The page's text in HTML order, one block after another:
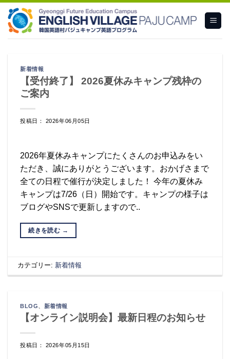
content
新着情報
【受付終了】 2026夏休みキャンプ残枠の
ご案内
投稿日： 2026年06月05日
2026年夏休みキャンプにたくさんのお申込みをい
ただき、誠にありがとうございます。おかげさまで
全ての日程で催行が決定しました！ 今年の夏休み
キャンプは7/26（日）開始です。キャンプの様子は
ブログやSNSで更新しますので..
続きを読む →
カテゴリー: 新着情報
BLOG、 新着情報
【オンライン説明会】最新日程のお知らせ
投稿日： 2026年05月15日